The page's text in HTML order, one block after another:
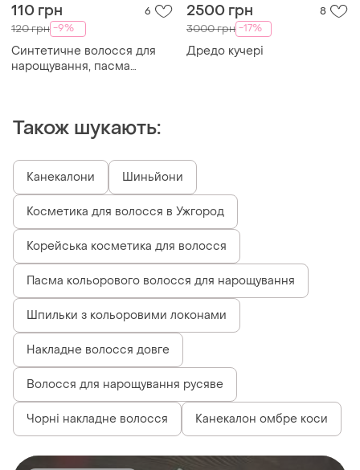
110 грн 6
120 грн -9%
Синтетичне волосся для
нарощування, пасма
2500 грн 8
3000 грн -17%
Дредо кучері
Також шукають:
Канекалони Шиньйони
Косметика для волосся в Ужгород
Корейська косметика для волосся
Пасма кольорового волосся для нарощування
Шпильки з кольоровими локонами
Накладне волосся довге
Волосся для нарощування русяве
Чорні накладне волосся Канекалон омбре коси